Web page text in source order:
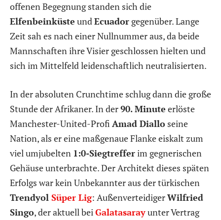
offenen Begegnung standen sich die
Elfenbeinküste undEcuador gegenüber. Lange
Zeit sah es nach einer Nullnummer aus, da beide
Mannschaften ihre Visier geschlossen hielten und
sich im Mittelfeld leidenschaftlich neutralisierten.
In der absoluten Crunchtime schlug dann die große
Stunde der Afrikaner. In der90. Minute erlöste
Manchester-United-Profi Amad Diallo seine
Nation, als er eine maßgenaue Flanke eiskalt zum
viel umjubelten 1:0-Siegtrefferim gegnerischen
Gehäuse unterbrachte. Der Architekt dieses späten
Erfolgs war kein Unbekannter aus der türkischen
Trendyol Süper Lig: AußenverteidigerWilfried
Singo, der aktuell bei Galatasarayunter Vertrag